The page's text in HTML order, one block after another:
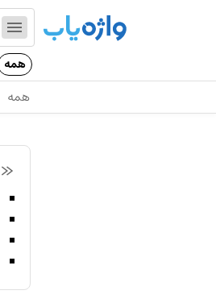
همه
همه
«citharoedi»